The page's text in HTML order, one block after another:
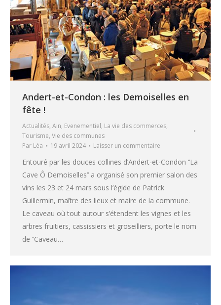
Andert-et-Condon : les Demoiselles en
fête !
Actualités, Ain, Evenementiel, La vie des commerces,
Tourisme, Vie des communes
Par Léa 19 avril 2024 Laisser un commentaire
Entouré par les douces collines d’Andert-et-Condon ‘’La
Cave Ô Demoiselles’’ a organisé son premier salon des
vins les 23 et 24 mars sous l’égide de Patrick
Guillermin, maître des lieux et maire de la commune.
Le caveau où tout autour s’étendent les vignes et les
arbres fruitiers, cassissiers et groseilliers, porte le nom
de ‘‘Caveau…